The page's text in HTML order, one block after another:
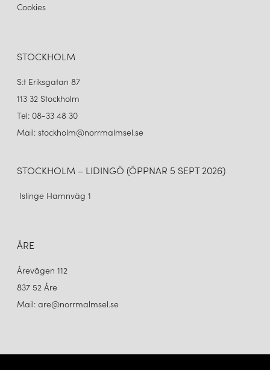
Cookies
STOCKHOLM
S:t Eriksgatan 87
113 32 Stockholm
Tel: 08-33 48 30
Mail: stockholm@norrmalmsel.se
STOCKHOLM – LIDINGÖ (ÖPPNAR 5 SEPT 2026)
Islinge Hamnväg 1
ÅRE
Årevägen 112
837 52 Åre
Mail: are@norrmalmsel.se